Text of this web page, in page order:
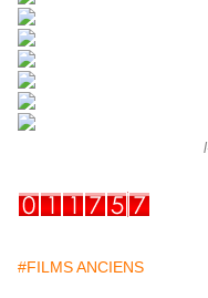
#FILMS ANCIENS